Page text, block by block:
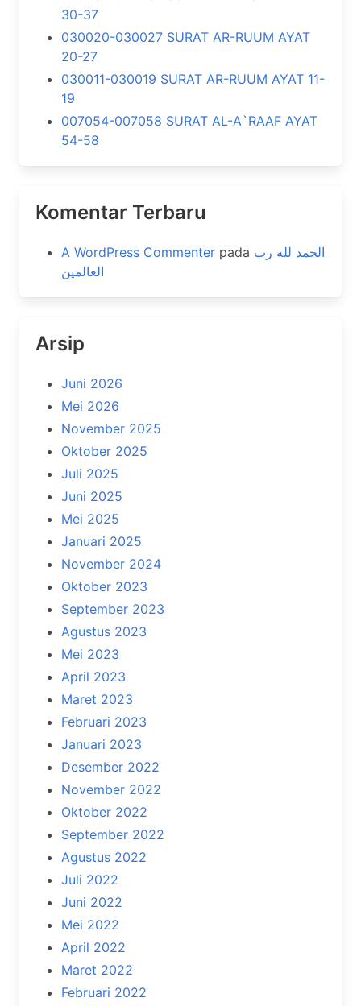
30-37
030020-030027 SURAT AR-RUUM AYAT
20-27
030011-030019 SURAT AR-RUUM AYAT 11-
19
007054-007058 SURAT AL-A`RAAF AYAT
54-58
Komentar Terbaru
A WordPress Commenter pada الحمد لله رب
العالمين
Arsip
Juni 2026
Mei 2026
November 2025
Oktober 2025
Juli 2025
Juni 2025
Mei 2025
Januari 2025
November 2024
Oktober 2023
September 2023
Agustus 2023
Mei 2023
April 2023
Maret 2023
Februari 2023
Januari 2023
Desember 2022
November 2022
Oktober 2022
September 2022
Agustus 2022
Juli 2022
Juni 2022
Mei 2022
April 2022
Maret 2022
Februari 2022